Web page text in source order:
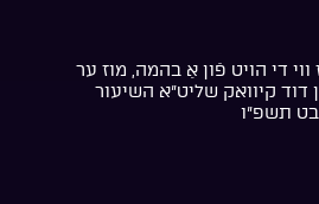
די הויט פֿון אַ בהמה, מוז ער
דוד קיוואק שליט”א השיעור
תשפ”ו